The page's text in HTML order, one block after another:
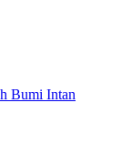
Bumi Intan